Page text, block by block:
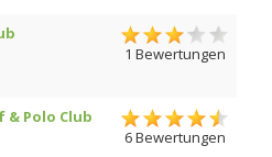
1 Bewertungen
& Polo Club
6 Bewertungen